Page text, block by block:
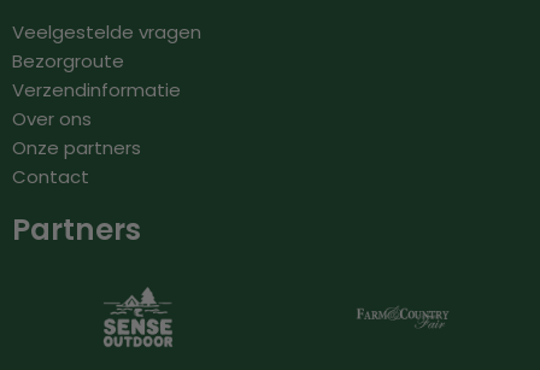
Veelgestelde vragen
Bezorgroute
Verzendinformatie
Over ons
Onze partners
Contact
Partners